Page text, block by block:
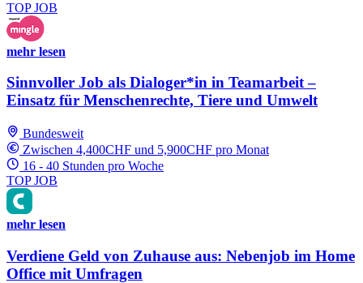
TOP JOB
mehr lesen
Sinnvoller Job als Dialoger*in in Teamarbeit –
Einsatz für Menschenrechte, Tiere und Umwelt
Bundesweit
Zwischen 4,400CHF und 5,900CHF pro Monat
16 - 40 Stunden pro Woche
TOP JOB
mehr lesen
Verdiene Geld von Zuhause aus: Nebenjob im Home
Office mit Umfragen